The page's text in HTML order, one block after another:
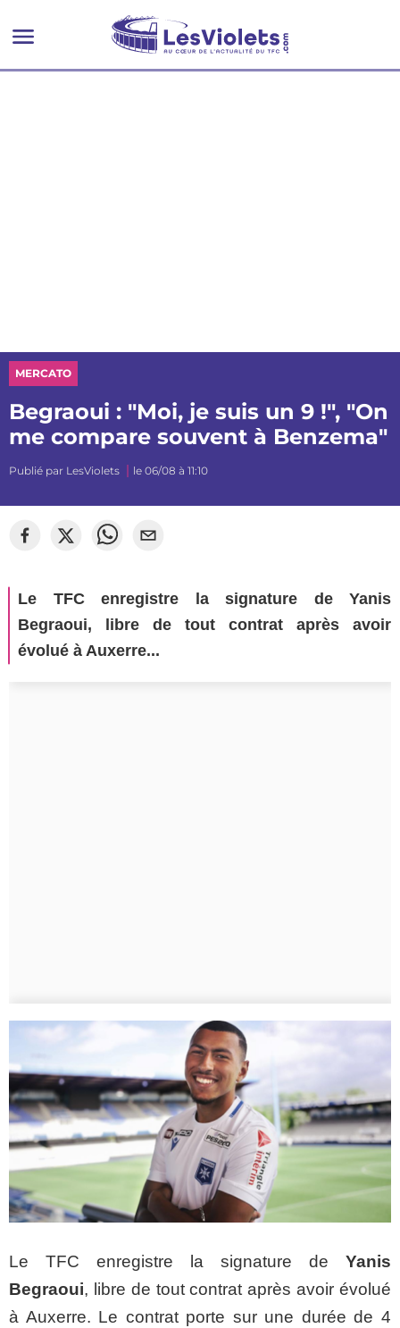
MERCATO
Begraoui : "Moi, je suis un 9 !", "On
me compare souvent à Benzema"
Publié par LesViolets le 06/08 à 11:10
Le TFC enregistre la signature de Yanis
Begraoui, libre de tout contrat après avoir
évolué à Auxerre...
Le TFC enregistre la signature de Yanis
Begraoui, libre de tout contrat après avoir évolué
à Auxerre. Le contrat porte sur une durée de 4